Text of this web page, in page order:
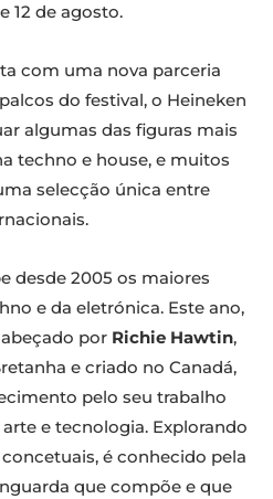
12 de agosto.
com uma nova parceria
do festival, o Heineken
algumas das figuras mais
techno e house, e muitos
selecção única entre
desde 2005 os maiores
e da eletrónica. Este ano,
por Richie Hawtin,
e criado no Canadá,
pelo seu trabalho
e tecnologia. Explorando
é conhecido pela
que compõe e que